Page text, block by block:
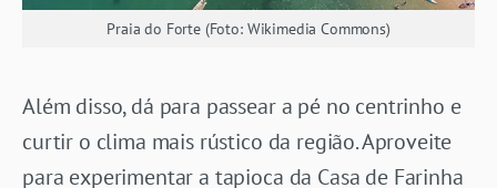
Praia do Forte (Foto: Wikimedia Commons)
Além disso, dá para passear a pé no centrinho e
curtir o clima mais rústico da região. Aproveite
para experimentar a tapioca da Casa de Farinha